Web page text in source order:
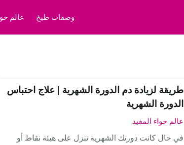
وصفات طبخ عالم
طريقة لزيادة دم الدورة الشهرية | علاج احتباس
الدورة الشهرية
عالم حواء المفيد
في حال كانت دورتك الشهرية تنزل على هيئة نقاط أو